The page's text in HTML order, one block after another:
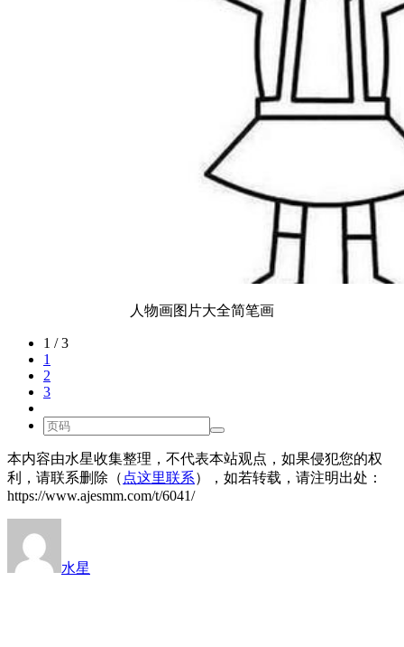
人物画图片大全简笔画
1 / 3
1
2
3
本内容由水星收集整理，不代表本站观点，如果侵犯您的权
利，请联系删除（ 点这里联系），如若转载，请注明出处：
https://www.ajesmm.com/t/6041/
水星